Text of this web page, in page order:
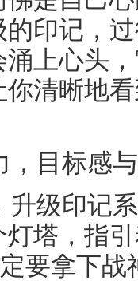
印记，
上心头
清晰地
，目标感
升级印记
塔，指
要拿下